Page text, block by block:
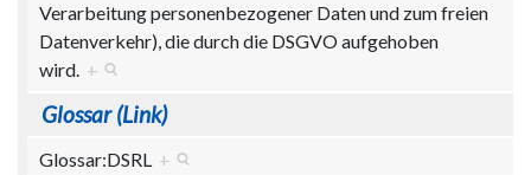
Verarbeitung personenbezogener Daten und zum freien
Datenverkehr), die durch die DSGVO aufgehoben
wird. +
Glossar (Link)
Glossar:DSRL +